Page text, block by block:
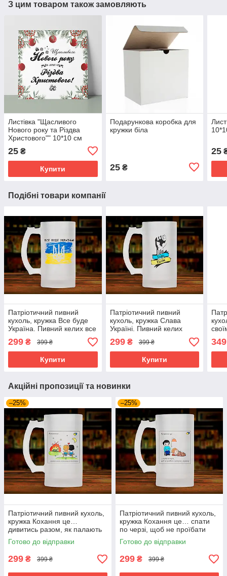
З цим товаром також замовляють
Листівка "Щасливого
Нового року та Різдва
Христового"" 10*10 см
25 ₴
Купити
Подарункова коробка для
кружки біла
25₴
25
Подібні товари компанії
Патріотичний пивний
кухоль, кружка Все буде
Україна. Пивний келих все
буде Україна
299 ₴ 399 ₴
Купити
Патріотичний пивний
кухоль, кружка Слава
Україні. Пивний келих
Слава Україні.
299₴ 399 ₴
Купити
349
Акційні пропозиції та новинки
–25%
Патріотичний пивний кухоль,
кружка Кохання це…
дивитись разом, як палають
російські танки
Готово до відправки
299 ₴ 399 ₴
–25%
Патріотичний пивний кухоль,
кружка Кохання це… спати
по черзі, щоб не проїбати
повітряну тривогу
Готово до відправки
299 ₴ 399 ₴